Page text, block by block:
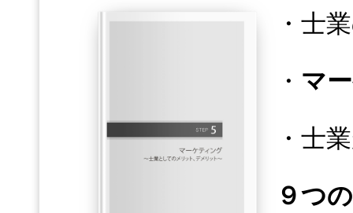
・士
・ マ
・士
９つ